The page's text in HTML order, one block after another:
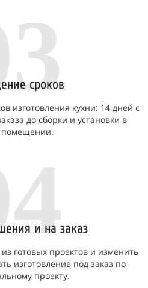
сроков
изготовления кухни: 14 дней с
до сборки и установки в
и на заказ
готовых проектов и изменить
изготовление под заказ по
проекту.